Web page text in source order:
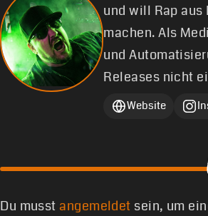
und will Rap
machen. Als
und
Releases nicht
Website
Du musst angemeldet sein, um